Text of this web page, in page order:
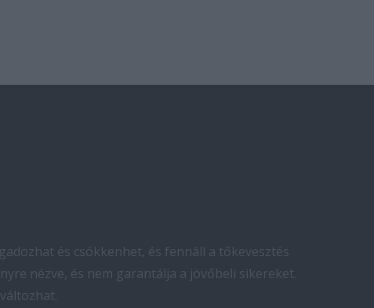
és csökkenhet, és fennáll a tőkevesztés
nézve, és nem garantálja a jövőbeli sikereket.